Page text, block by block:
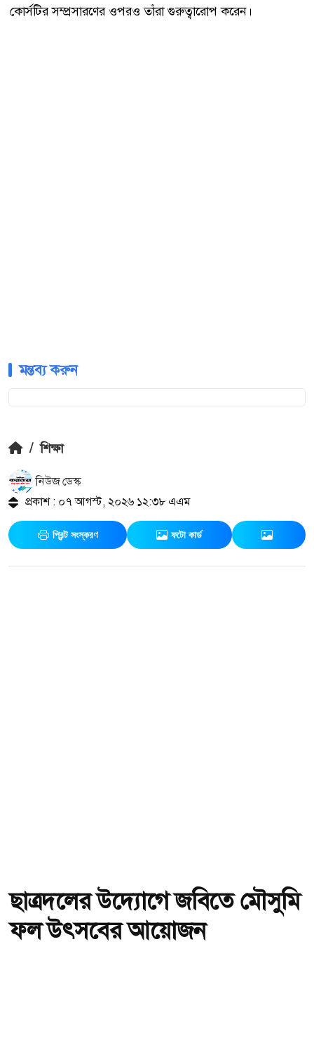
কোর্সটির সম্প্রসারণের ওপরও তাঁরা গুরুত্বারোপ করেন।
মন্তব্য করুন
/ শিক্ষা
নিউজ ডেস্ক
প্রকাশ : ০৭ আগস্ট, ২০২৬ ১২:৩৮ এএম
প্রিন্ট সংস্করণ ফটো কার্ড
ছাত্রদলের উদ্যোগে জবিতে মৌসুমি
ফল উৎসবের আয়োজন